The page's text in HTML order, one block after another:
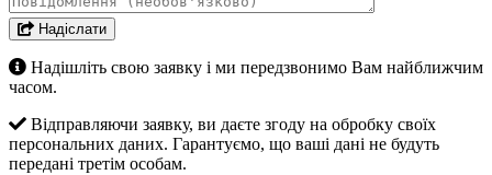
Надіслати
Надішліть свою заявку і ми передзвонимо Вам найближчим
часом.
Відправляючи заявку, ви даєте згоду на обробку своїх
персональних даних. Гарантуємо, що ваші дані не будуть
передані третім особам.